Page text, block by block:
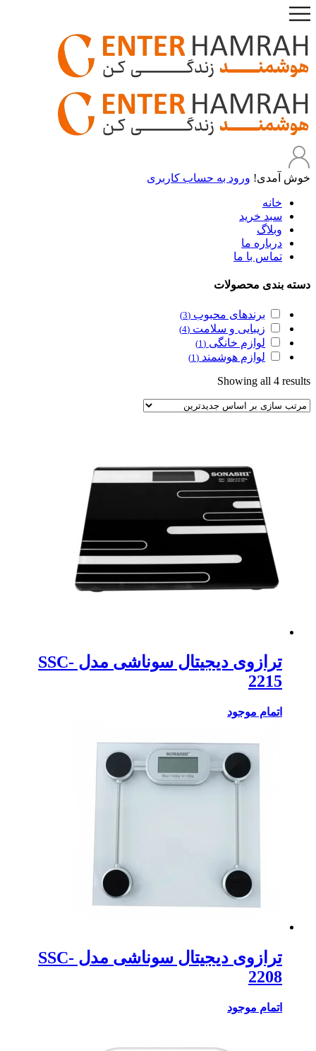
خوش آمدی! ورود به حساب کاربری
خانه
سبد خرید
وبلاگ
درباره ما
تماس با ما
دسته بندی محصولات
برندهای محبوب (3)
زیبایی و سلامت (4)
لوازم خانگی (1)
لوازم هوشمند (1)
Showing all 4 results
latest
ترازوی دیجیتال سوناشی مدل SSC-
2215
اتمام موجود
ترازوی دیجیتال سوناشی مدل SSC-
2208
اتمام موجود